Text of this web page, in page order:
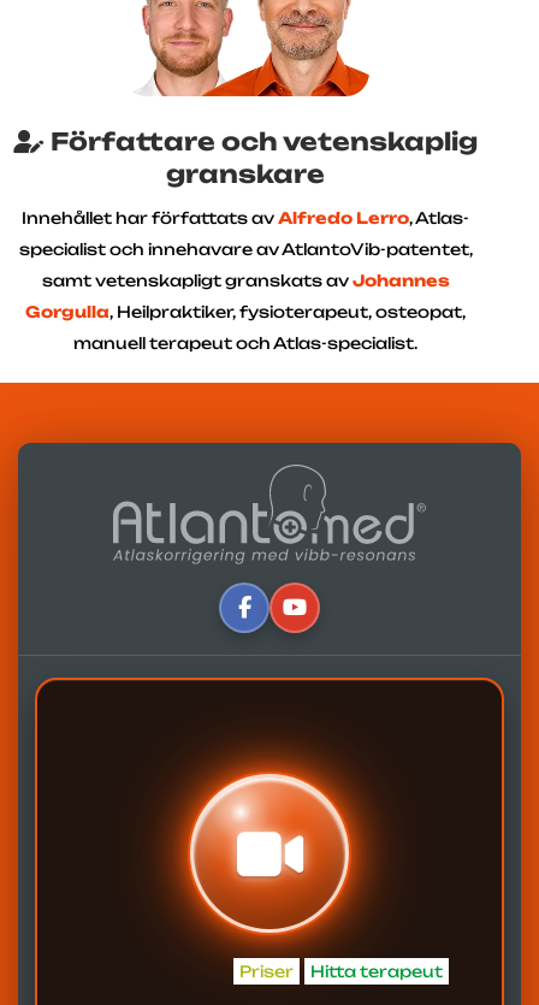
Författare och vetenskaplig
granskare
Innehållet har författats avAlfredo Lerro, Atlas-
specialist och innehavare av AtlantoVib-patentet,
samt vetenskapligt granskats avJohannes
Gorgulla, Heilpraktiker, fysioterapeut, osteopat,
manuell terapeut och Atlas-specialist.
Priser Hitta terapeut